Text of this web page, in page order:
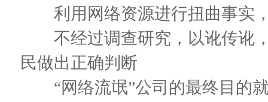
利用网络资源进行扭曲事实，
不经过调查研究，以讹传讹，
民做出正确判断
“网络流氓”公司的最终目的就